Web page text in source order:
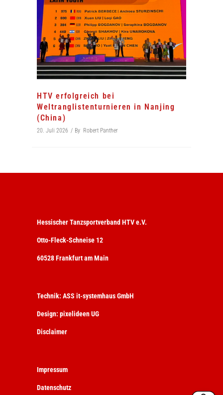
HTV erfolgreich bei
Weltranglistenturnieren in Nanjing
(China)
20. Juli 2026 By Robert Panther
Hessischer Tanzsportverband HTV e.V.
Otto-Fleck-Schneise 12
60528 Frankfurt am Main
Technik: ASS it-systemhaus GmbH
Design: pixelideen UG
Disclaimer
Impressum
Datenschutz